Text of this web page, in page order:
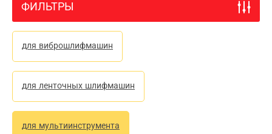
ФИЛЬТРЫ
для виброшлифмашин
для ленточных шлифмашин
для мультиинструмента